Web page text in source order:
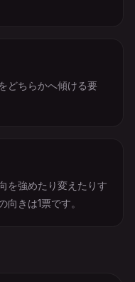
どちらかへ傾ける要
を強めたり変えたりす
きは1票です。